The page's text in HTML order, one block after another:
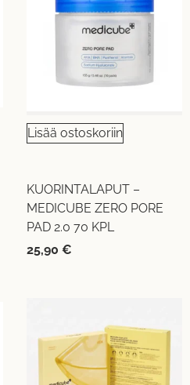
Lisää ostoskoriin
KUORINTALAPUT –
MEDICUBE ZERO PORE
PAD 2.0 70 KPL
25,90 €